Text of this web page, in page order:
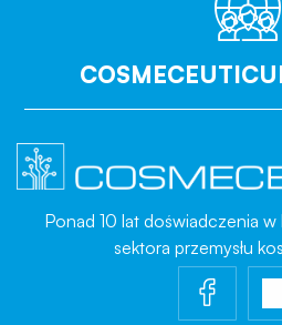
Ponad 10 lat doświadczenia
sektora przemysłu